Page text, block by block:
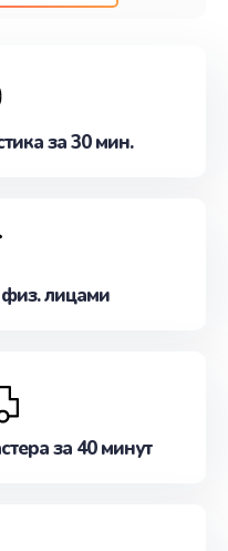
записаться на
за 30 мин.
лицами
за 40 минут